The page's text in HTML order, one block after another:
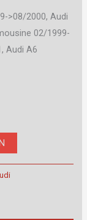
>08/2000, Audi
02/1999-
Audi A6